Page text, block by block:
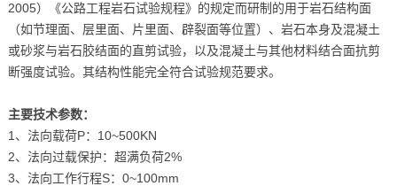
2005）《公路工程岩石试验规程》的规定而研制的用于岩石结构面
（如节理面、层里面、片里面、辟裂面等位置）、岩石本身及混凝土
或砂浆与岩石胶结面的直剪试验，以及混凝土与其他材料结合面抗剪
断强度试验。其结构性能完全符合试验规范要求。
主要技术参数：
1、法向载荷P：10~500KN
2、法向过载保护：超满负荷2%
3、法向工作行程S：0~100mm